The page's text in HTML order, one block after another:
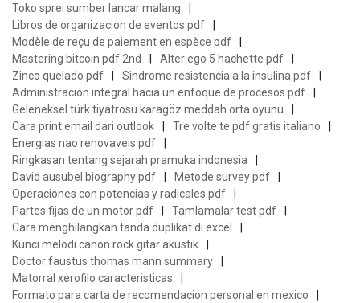
Toko sprei sumber lancar malang
Libros de organizacion de eventos pdf
Modèle de reçu de paiement en espèce pdf
Mastering bitcoin pdf 2nd
Alter ego 5 hachette pdf
Zinco quelado pdf
Sindrome resistencia a la insulina pdf
Administracion integral hacia un enfoque de procesos pdf
Geleneksel türk tiyatrosu karagöz meddah orta oyunu
Cara print email dari outlook
Tre volte te pdf gratis italiano
Energias nao renovaveis pdf
Ringkasan tentang sejarah pramuka indonesia
David ausubel biography pdf
Metode survey pdf
Operaciones con potencias y radicales pdf
Partes fijas de un motor pdf
Tamlamalar test pdf
Cara menghilangkan tanda duplikat di excel
Kunci melodi canon rock gitar akustik
Doctor faustus thomas mann summary
Matorral xerofilo caracteristicas
Formato para carta de recomendacion personal en mexico